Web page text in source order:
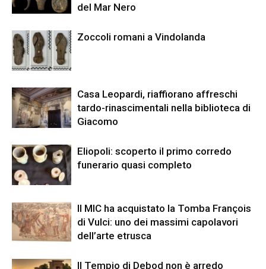
del Mar Nero
Zoccoli romani a Vindolanda
Casa Leopardi, riaffiorano affreschi
tardo-rinascimentali nella biblioteca di
Giacomo
Eliopoli: scoperto il primo corredo
funerario quasi completo
Il MIC ha acquistato la Tomba François
di Vulci: uno dei massimi capolavori
dell’arte etrusca
Il Tempio di Debod non è arredo